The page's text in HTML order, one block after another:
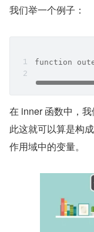
我们举一个例子：
function
在 inner 函数中，
此这就可以算是构
作用域中的变量。